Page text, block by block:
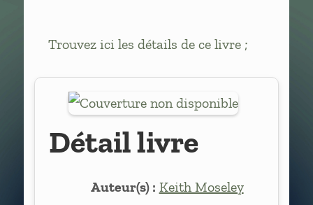
Trouvez ici les détails de ce livre ;
Détail livre
Auteur(s) : Keith Moseley